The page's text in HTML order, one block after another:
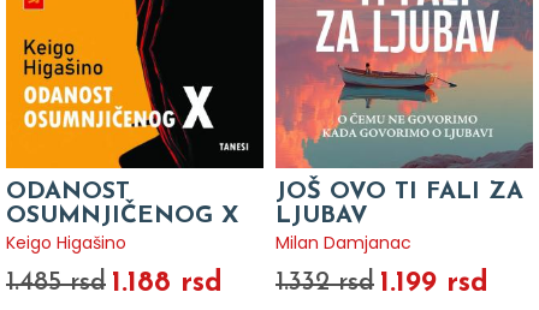
ODANOST
OSUMNJIČENOG X
Keigo Higašino
1.485 rsd 1.188 rsd
JOŠ OVO TI FALI ZA
LJUBAV
Milan Damjanac
1.332 rsd 1.199 rsd